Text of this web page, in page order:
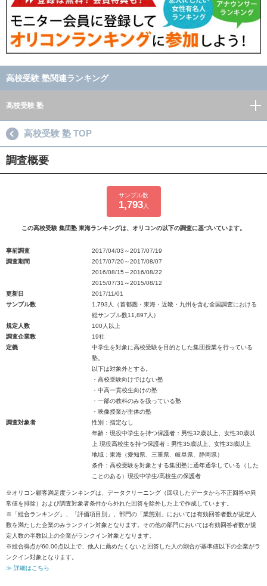
高校受験 塾関連ランキング
高校受験 塾
高校受験 塾 TOP
調査概要
サンプル数
1,793人
この高校受験 集団塾 東海ランキングは、オリコンの以下の調査に基づいています。
事前調査
2017/04/03～2017/07/19
調査期間
2017/07/20～2017/08/07
2016/08/15～2016/08/22
2015/07/31～2015/08/12
更新日
2017/11/01
サンプル数
1,793人（首都圏・東海・近畿・九州を含む全国調査における
総サンプル数11,897人）
規定人数
100人以上
調査企業数
19社
定義
中学生を対象に高校受験を目的とした集団授業を行っている
塾。
以下は対象外とする。
・高校受験向けではない塾
・中高一貫校生向けの塾
・一部の教科のみを扱っている塾
・映像授業が主体の塾
調査対象者
性別：指定なし
年齢：現役中学生を持つ保護者：男性32歳以上、女性30歳以
上 現役高校生を持つ保護者：男性35歳以上、女性33歳以上
地域：東海（愛知県、三重県、岐阜県、静岡県）
条件：高校受験を対象とする集団塾に通年通学している（した
ことのある）現役中学生/高校生の保護者
※オリコン顧客満足度ランキングは、データクリーニング（回収したデータから不正回答や異
常値を排除）および調査対象者条件から外れた回答を除外した上で作成しています。
※「総合ランキング」、「評価項目別」、部門の「業態別」においては有効回答者数が規定人
数を満たした企業のみランクイン対象となります。その他の部門においては有効回答者数が規
定人数の半数以上の企業がランクイン対象となります。
※総合得点が60.00点以上で、他人に薦めたくないと回答した人の割合が基準値以下の企業がラ
ンクイン対象となります。
≫ 詳細はこちら